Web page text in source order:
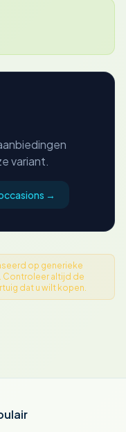
variant.
→
op generieke
Controleer altijd de
dat u wilt kopen.